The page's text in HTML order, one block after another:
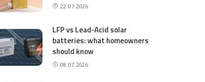
22.07.2026
LFP vs Lead-Acid solar
batteries: what homeowners
should know
08.07.2026